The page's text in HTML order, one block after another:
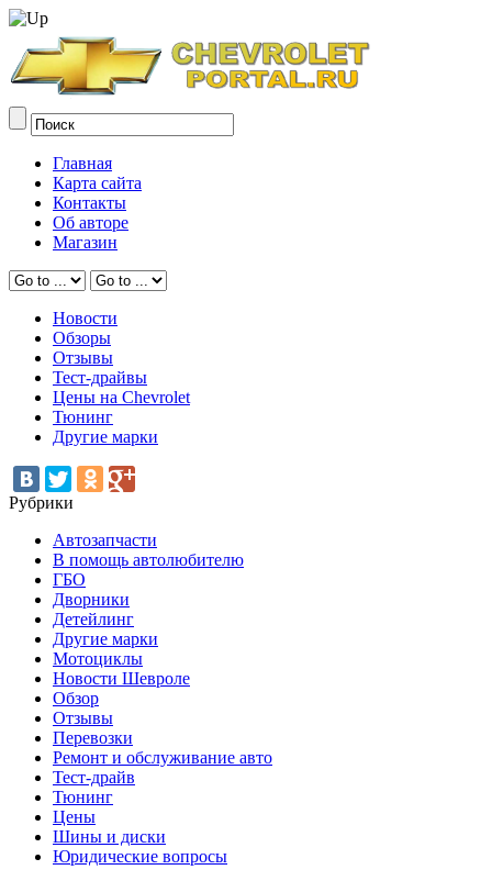
Главная
Карта сайта
Контакты
Об авторе
Магазин
Новости
Обзоры
Отзывы
Тест-драйвы
Цены на Chevrolet
Тюнинг
Другие марки
Рубрики
Автозапчасти
В помощь автолюбителю
ГБО
Дворники
Детейлинг
Другие марки
Мотоциклы
Новости Шевроле
Обзор
Отзывы
Перевозки
Ремонт и обслуживание авто
Тест-драйв
Тюнинг
Цены
Шины и диски
Юридические вопросы